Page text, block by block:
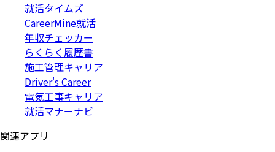
就活タイムズ
CareerMine就活
年収チェッカー
らくらく履歴書
施工管理キャリア
Driver's Career
電気工事キャリア
就活マナーナビ
関連アプリ